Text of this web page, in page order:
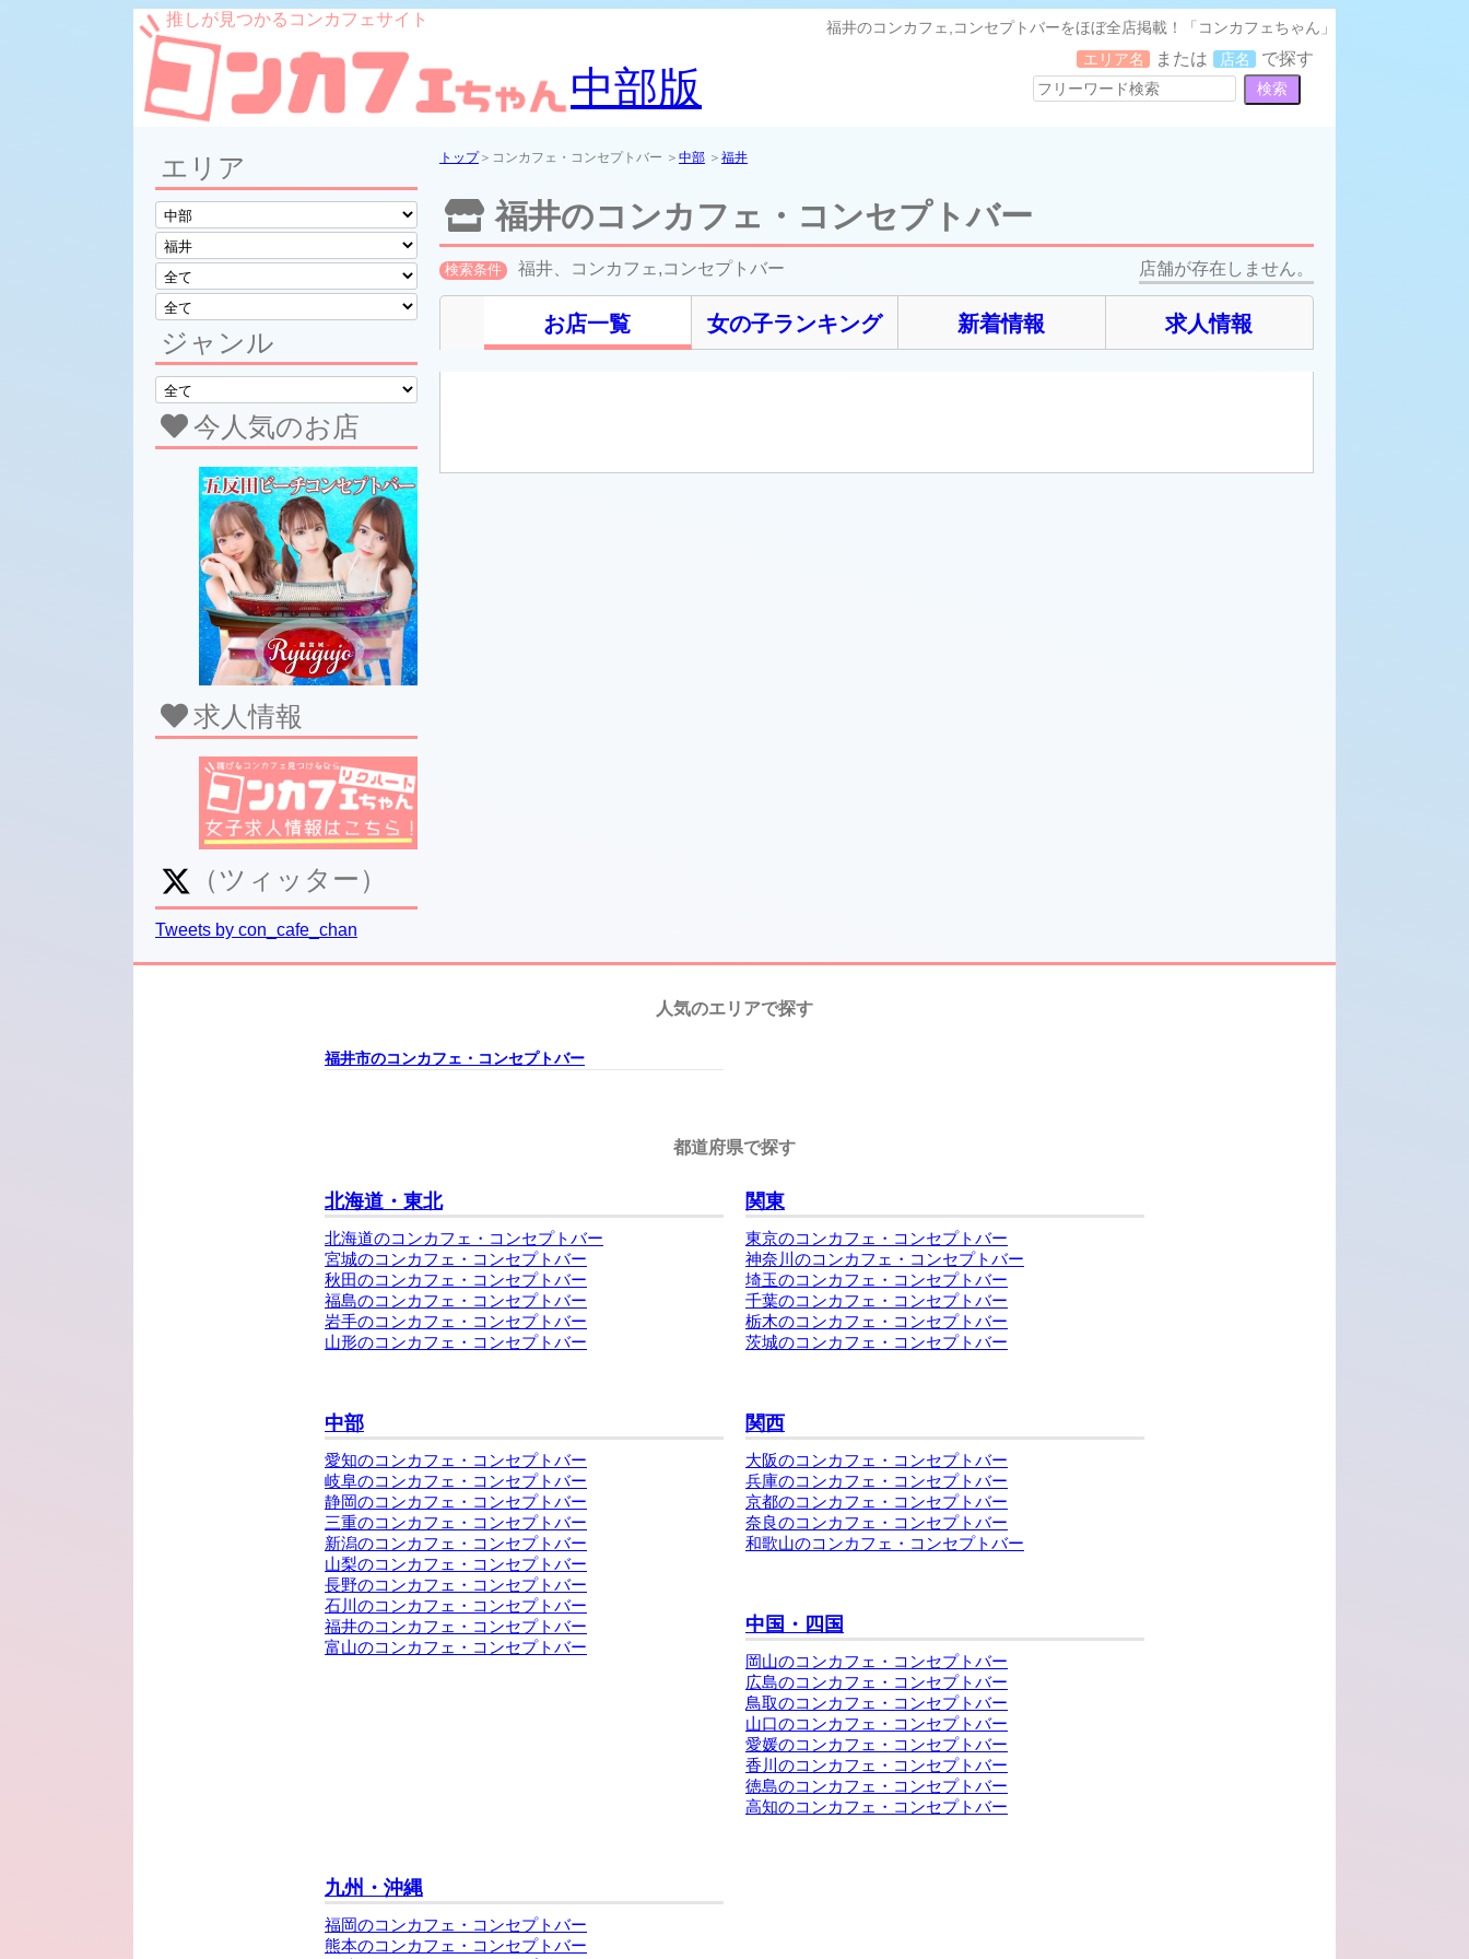
福井のコンカフェ,コンセプトバーをほぼ全店掲載！「コンカフェちゃん」
推しが見つかるコンカフェサイト
中部版
エリア名 または 店名 で探す
エリア
ジャンル
今人気のお店
求人情報
（ツィッター）
Tweets by con_cafe_chan
トップ＞コンカフェ・コンセプトバー ＞ 中部 ＞ 福井
福井のコンカフェ・コンセプトバー
検索条件 福井、コンカフェ,コンセプトバー 店舗が存在しません。
お店一覧 女の子ランキング 新着情報 求人情報
人気のエリアで探す
福井市のコンカフェ・コンセプトバー
都道府県で探す
北海道・東北
北海道のコンカフェ・コンセプトバー
宮城のコンカフェ・コンセプトバー
秋田のコンカフェ・コンセプトバー
福島のコンカフェ・コンセプトバー
岩手のコンカフェ・コンセプトバー
山形のコンカフェ・コンセプトバー
関東
東京のコンカフェ・コンセプトバー
神奈川のコンカフェ・コンセプトバー
埼玉のコンカフェ・コンセプトバー
千葉のコンカフェ・コンセプトバー
栃木のコンカフェ・コンセプトバー
茨城のコンカフェ・コンセプトバー
中部
愛知のコンカフェ・コンセプトバー
岐阜のコンカフェ・コンセプトバー
静岡のコンカフェ・コンセプトバー
三重のコンカフェ・コンセプトバー
新潟のコンカフェ・コンセプトバー
山梨のコンカフェ・コンセプトバー
長野のコンカフェ・コンセプトバー
石川のコンカフェ・コンセプトバー
福井のコンカフェ・コンセプトバー
富山のコンカフェ・コンセプトバー
関西
大阪のコンカフェ・コンセプトバー
兵庫のコンカフェ・コンセプトバー
京都のコンカフェ・コンセプトバー
奈良のコンカフェ・コンセプトバー
和歌山のコンカフェ・コンセプトバー
中国・四国
岡山のコンカフェ・コンセプトバー
広島のコンカフェ・コンセプトバー
鳥取のコンカフェ・コンセプトバー
山口のコンカフェ・コンセプトバー
愛媛のコンカフェ・コンセプトバー
香川のコンカフェ・コンセプトバー
徳島のコンカフェ・コンセプトバー
高知のコンカフェ・コンセプトバー
九州・沖縄
福岡のコンカフェ・コンセプトバー
熊本のコンカフェ・コンセプトバー